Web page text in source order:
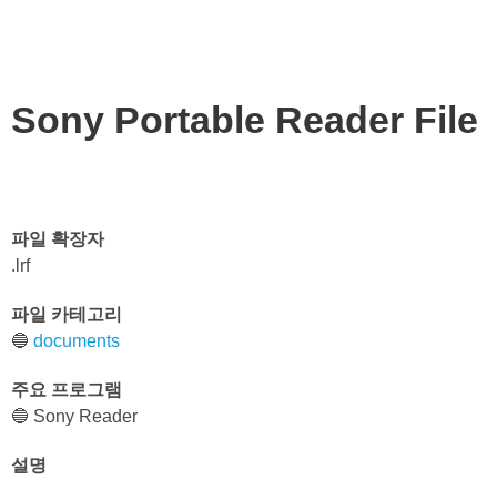
Sony Portable Reader File
파일 확장자
.lrf
파일 카테고리
🔵 documents
주요 프로그램
🔵 Sony Reader
설명